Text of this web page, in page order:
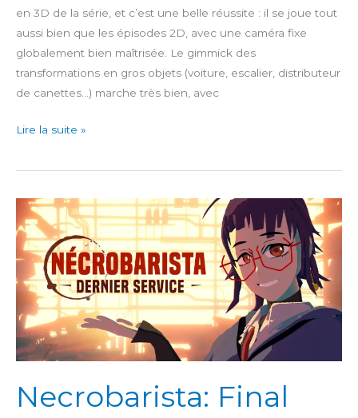
en 3D de la série, et c’est une belle réussite : il se joue tout
aussi bien que les épisodes 2D, avec une caméra fixe
globalement bien maîtrisée. Le gimmick des
transformations en gros objets (voiture, escalier, distributeur
de canettes…) marche très bien, avec
Kirby
le
Oublié
Lire la suite »
Necrobarista: Final